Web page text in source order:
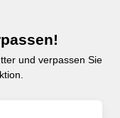
und verpassen Sie